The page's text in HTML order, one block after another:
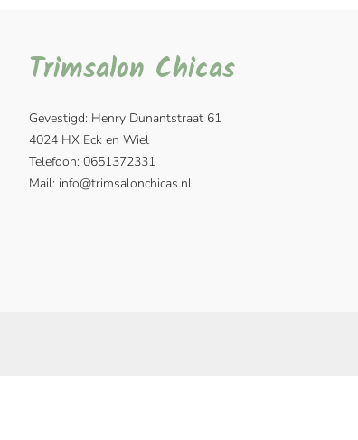
Trimsalon Chicas
Gevestigd: Henry Dunantstraat 61
4024 HX Eck en Wiel
Telefoon: 0651372331
Mail: info@trimsalonchicas.nl